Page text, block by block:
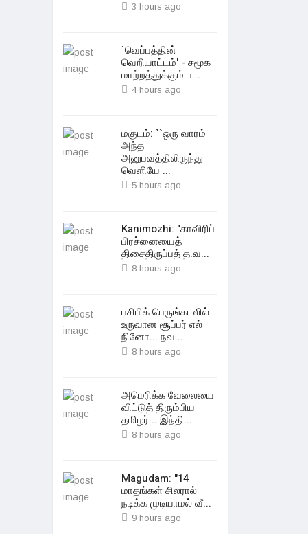
3 hours ago
`வெப்பத்தின்
வெறியாட்டம்' - சமூக
மாற்றத்துக்கும் ப...
4 hours ago
மகுடம்: ``ஒரு வாரம்
அந்த
அனுபவத்திலிருந்து
வெளியே ...
5 hours ago
Kanimozhi: "காவிரிப்
பிரச்னையைத்
திசைதிருப்பத் த.வ...
8 hours ago
பசிபிக் பெருங்கடலில்
உருவான சூப்பர் எல்
நினோ... நவ...
8 hours ago
அமெரிக்க வேலையை
விட்டுத் திரும்பிய
தமிழர்... இந்தி...
8 hours ago
Magudam: "14
மாதங்கள் சிலரால்
நடிக்க முடியாமல் வீ...
9 hours ago